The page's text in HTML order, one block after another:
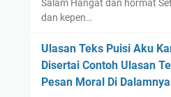
Salam Hangat dan hormat
dan kepen…
Ulasan Teks Puisi Aku
Disertai Contoh Ulasan
Pesan Moral Di Dalamnya